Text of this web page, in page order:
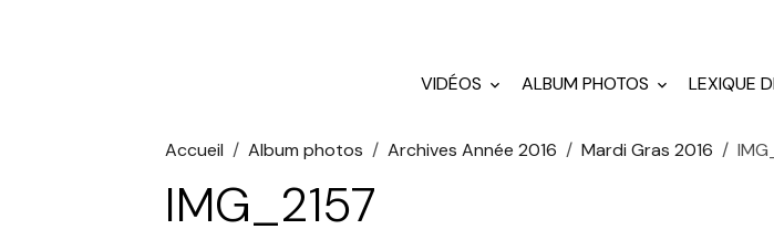
VIDÉOS ALBUM PHOTOS LEXIQUE
Accueil Album photos Archives Année 2016 Mardi Gras 2016
IMG_2157